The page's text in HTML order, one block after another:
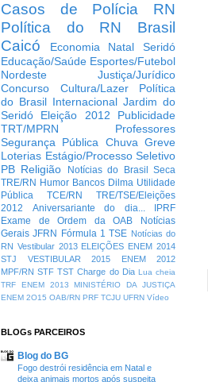
Casos de Polícia
RN
Política do RN
Brasil
Caicó
Economia Natal
Seridó
Educação/Saúde Esportes/Futebol
Nordeste
Justiça/Jurídico
Concurso
Cultura/Lazer
Política
do Brasil Internacional Jardim do
Seridó
Eleição 2012
Publicidade
TRT/MPRN
Professores
Segurança Pública Chuva Greve
Loterias Estágio/Processo Seletivo
PB Religião Notícias do Brasil
Seca
TRE/RN Humor Bancos Dilma Utilidade
Pública
TCE/RN
TRE/TSE/Eleições
2012
Aniversariante do dia...
IPRF
Exame de Ordem da OAB
Notícias
Gerais JFRN Fórmula 1 TSE Notícias do
RN Vestibular 2013 ELEIÇÕES ENEM 2014
STJ
VESTIBULAR 2015
ENEM 2012
MPF/RN STF TST Charge do Dia Lua cheia
TRF
ENEM 2013
MINISTÉRIO DA JUSTIÇA
ENEM 2O15 OAB/RN PRF TCJU UFRN Vídeo
BLOGs PARCEIROS
Blog do BG
Fogo destrói residência em Natal e
deixa animais mortos após suspeita